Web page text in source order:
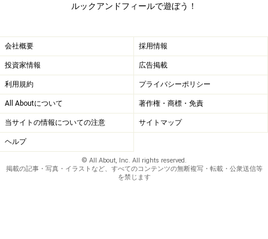
ルックアンドフィールで遊ぼう！
会社概要 採用情報
投資家情報 広告掲載
利用規約 プライバシーポリシー
All Aboutについて 著作権・商標・免責
当サイトの情報についての注意 サイトマップ
ヘルプ
© All About, Inc. All rights reserved.
掲載の記事・写真・イラストなど、すべてのコンテンツの無断複写・転載・公衆送信等
を禁じます